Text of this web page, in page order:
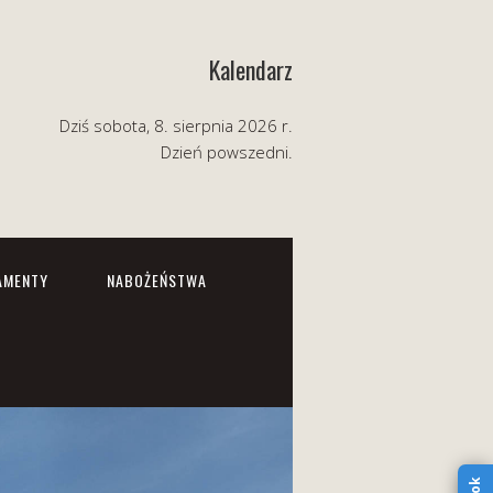
Kalendarz
Dziś sobota, 8. sierpnia 2026 r.
Dzień powszedni.
NABOŻEŃSTWA